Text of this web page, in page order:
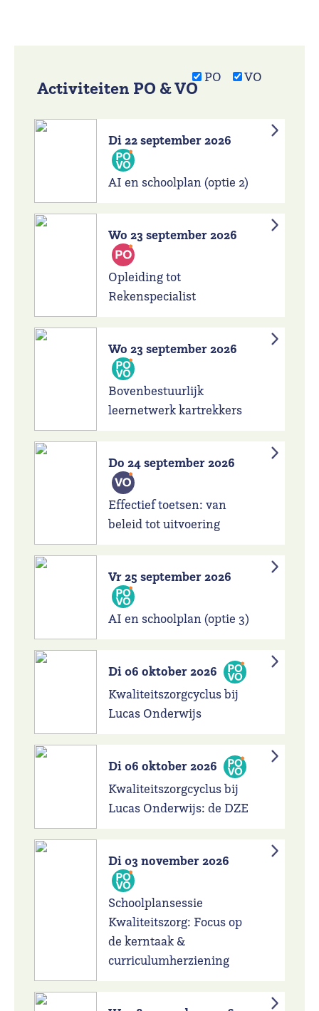
PO VO
Activiteiten PO & VO
Di 22 september 2026
AI en schoolplan (optie 2)
Wo 23 september 2026
Opleiding tot
Rekenspecialist
Wo 23 september 2026
Bovenbestuurlijk
leernetwerk kartrekkers
Do 24 september 2026
Effectief toetsen: van
beleid tot uitvoering
Vr 25 september 2026
AI en schoolplan (optie 3)
Di 06 oktober 2026
Kwaliteitszorgcyclus bij
Lucas Onderwijs
Di 06 oktober 2026
Kwaliteitszorgcyclus bij
Lucas Onderwijs: de DZE
Di 03 november 2026
Schoolplansessie
Kwaliteitszorg: Focus op
de kerntaak &
curriculumherziening